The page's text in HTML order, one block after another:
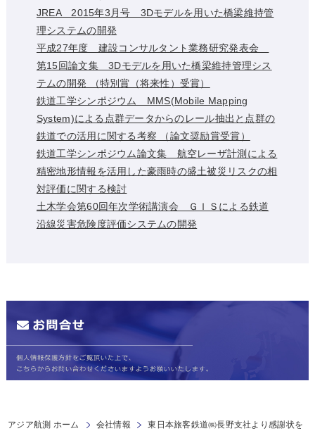
JREA 2015年3月号 3Dモデルを用いた橋梁維持管
理システムの開発
平成27年度 建設コンサルタント業務研究発表会
第15回論文集 3Dモデルを用いた橋梁維持管理シス
テムの開発 （特別賞（将来性）受賞）
鉄道工学シンポジウム MMS(Mobile Mapping
System)による点群データからのレール抽出と点群の
鉄道での活用に関する考察 （論文奨励賞受賞）
鉄道工学シンポジウム論文集 航空レーザ計測による
精密地形情報を活用した豪雨時の盛土被災リスクの相
対評価に関する検討
土木学会第60回年次学術講演会 ＧＩＳによる鉄道
沿線災害危険度評価システムの開発
アジア航測 ホーム 会社情報
東日本旅客鉄道㈱長野支社より感謝状を